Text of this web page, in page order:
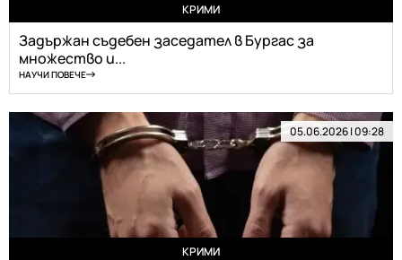
КРИМИ
Задържан съдебен заседател в Бургас за
множество и...
НАУЧИ ПОВЕЧЕ
05.06.2026 | 09:28
КРИМИ